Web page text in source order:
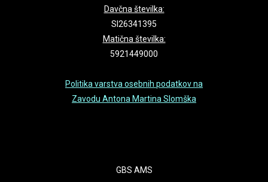
Davčna številka:
SI26341395
Matična številka:
5921449000
Politika varstva osebnih podatkov na
Zavodu Antona Martina Slomška
GBS AMS